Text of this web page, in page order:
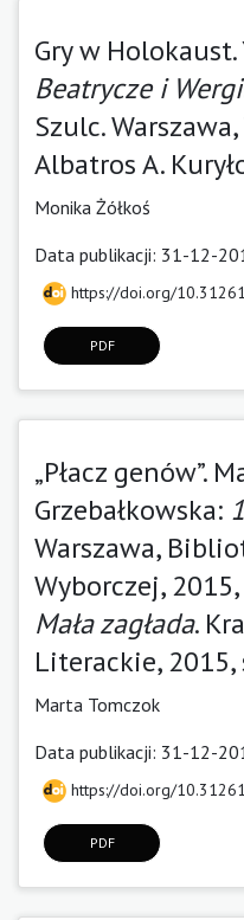
Gry w
Beatrycze i
Szulc.
Albatros A.
Monika Żółkoś
Data publikacji: 31-12-
https://doi.org/
PDF
„Płacz genów”.
Grzebałkowska:
Warszawa,
Wyborczej,
Mała zagłada.
Literackie, 2015,
Marta Tomczok
Data publikacji: 31-12-
https://doi.org/
PDF